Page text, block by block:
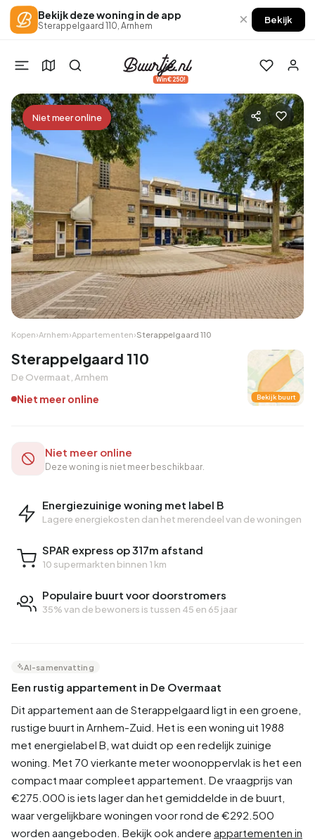
Bekijk deze woning in de app
Sterappelgaard 110, Arnhem × Bekijk
Win €250!
Niet meer online
Kopen›Arnhem›Appartementen›Sterappelgaard 110
Sterappelgaard 110
De Overmaat, Arnhem
Niet meer online Bekijk buurt
Energiezuinige woning met label B
Lagere energiekosten dan het merendeel van de woningen
SPAR express op 317m afstand
10 supermarkten binnen 1 km
Populaire buurt voor doorstromers
35% van de bewoners is tussen 45 en 65 jaar
AI-samenvatting
Een rustig appartement in De Overmaat
Dit appartement aan de Sterappelgaard ligt in een groene,
rustige buurt in Arnhem-Zuid. Het is een woning uit 1988
met energielabel B, wat duidt op een redelijk zuinige
woning. Met 70 vierkante meter woonoppervlak is het een
compact maar compleet appartement. De vraagprijs van
€275.000 is iets lager dan het gemiddelde in de buurt,
waar vergelijkbare woningen voor rond de €292.500
worden aangeboden. Bekijk ook andere appartementen in
Niet meer online
Deze woning is niet meer beschikbaar.